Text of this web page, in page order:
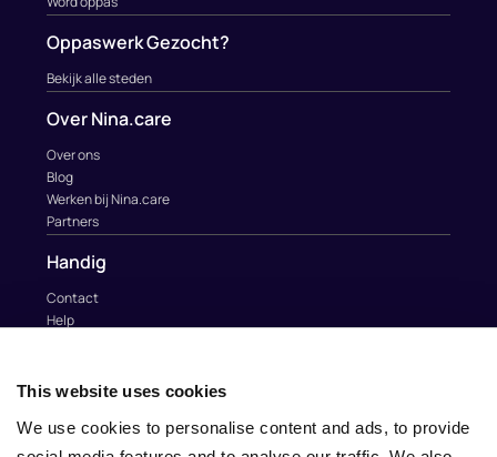
This website uses cookies
We use cookies to personalise content and ads, to provide
Oppaswerk Gezocht?
Bekijk alle steden
Over Nina.care
Over ons
Blog
Werken bij Nina.care
Partners
Handig
Contact
Help
info@nina.care